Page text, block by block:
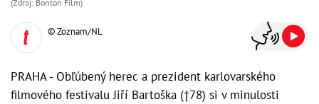
(Zdroj: Bonton Film)
© Zoznam/NL
PRAHA - Obľúbený herec a prezident karlovarského
filmového festivalu Jiří Bartoška (†78) si v minulosti